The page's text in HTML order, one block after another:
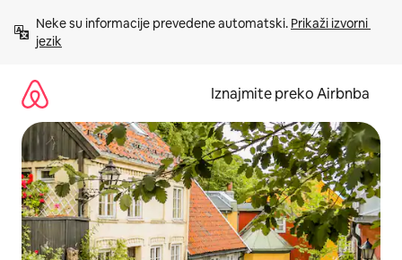
sadržaj
Neke su informacije prevedene automatski. Prikaži izvorni
jezik
Iznajmite preko Airbnba